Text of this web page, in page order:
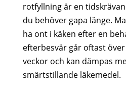
rotfyllning är en
du behöver gapa länge.
ha ont i käken efter en
efterbesvär går oftast
veckor och kan dämpas
smärtstillande läkemedel.